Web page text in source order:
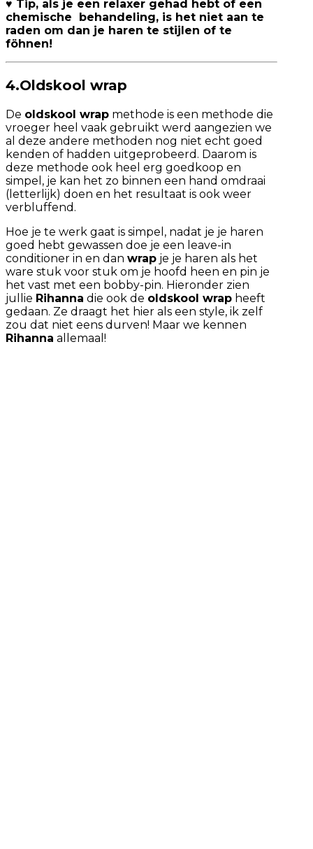
♥ Tip, als je een relaxer gehad hebt of een
chemische behandeling, is het niet aan te
raden om dan je haren te stijlen of te
föhnen!
4.Oldskool wrap
De oldskool wrap methode is een methode die
vroeger heel vaak gebruikt werd aangezien we
al deze andere methoden nog niet echt goed
kenden of hadden uitgeprobeerd. Daarom is
deze methode ook heel erg goedkoop en
simpel, je kan het zo binnen een hand omdraai
(letterlijk) doen en het resultaat is ook weer
verbluffend.
Hoe je te werk gaat is simpel, nadat je je haren
goed hebt gewassen doe je een leave-in
conditioner in en dan wrap je je haren als het
ware stuk voor stuk om je hoofd heen en pin je
het vast met een bobby-pin. Hieronder zien
jullie Rihanna die ook de oldskool wrap heeft
gedaan. Ze draagt het hier als een style, ik zelf
zou dat niet eens durven! Maar we kennen
Rihanna allemaal!